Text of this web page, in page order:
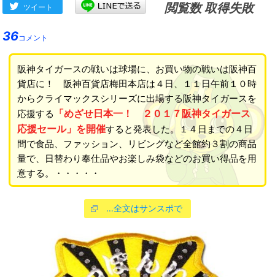
ツイート
閲覧数 取得失敗
36コメント
阪神タイガースの戦いは球場に、お買い物の戦いは阪神百
貨店に！ 阪神百貨店梅田本店は４日、１１日午前１０時
からクライマックスシリーズに出場する阪神タイガースを
応援する 「めざせ日本一！ ２０１７阪神タイガース
応援セール」を開催すると発表した。１４日までの４日
間で食品、ファッション、リビングなど全館約３割の商品
量で、日替わり奉仕品やお楽しみ袋などのお買い得品を用
意する。・・・・・
…全文はサンスポで